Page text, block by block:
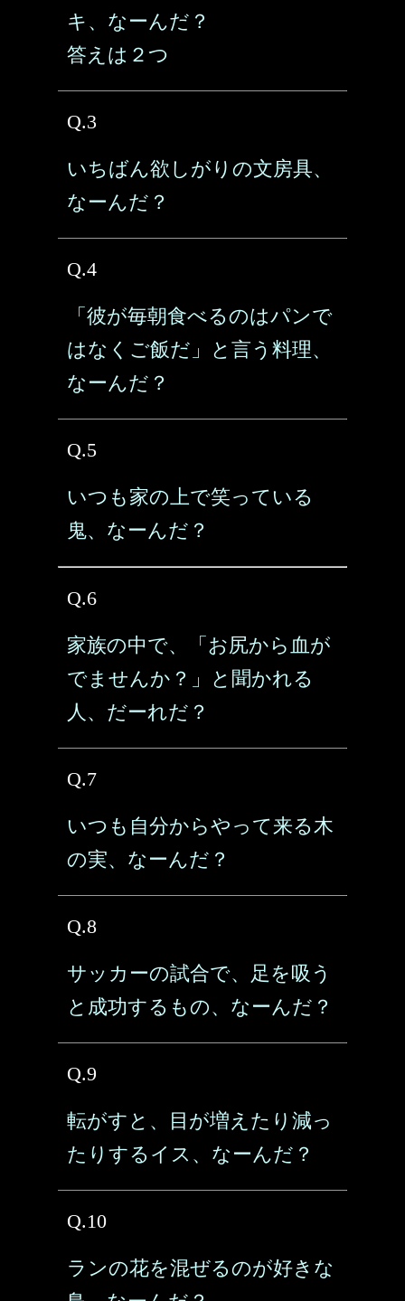
キ、なーんだ？
答えは２つ
Q.3
いちばん欲しがりの文房具、
なーんだ？
Q.4
「彼が毎朝食べるのはパンで
はなくご飯だ」と言う料理、
なーんだ？
Q.5
いつも家の上で笑っている
鬼、なーんだ？
Q.6
家族の中で、「お尻から血が
でませんか？」と聞かれる
人、だーれだ？
Q.7
いつも自分からやって来る木
の実、なーんだ？
Q.8
サッカーの試合で、足を吸う
と成功するもの、なーんだ？
Q.9
転がすと、目が増えたり減っ
たりするイス、なーんだ？
Q.10
ランの花を混ぜるのが好きな